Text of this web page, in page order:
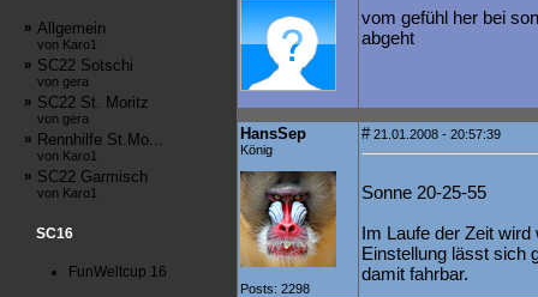
» Allgemein
von Karo1
» SC22 Sotschi
von gera
» SC22 St. Moritz
von gera
» Rennhilfe St.Mo...
von Karo1
» SC22 Garmisch
von Karo1
SC16
FunWeltcup 16
vom gefühl her bei
abgeht
HansSep
König
Posts: 2298
#21.01.2008 - 20:57:39
Sonne 20-25-55
Im Laufe der Zeit
Einstellung lässt sich
damit fahrbar.